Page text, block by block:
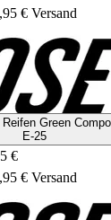
€ Versand
Green
E-25
€
€ Versand